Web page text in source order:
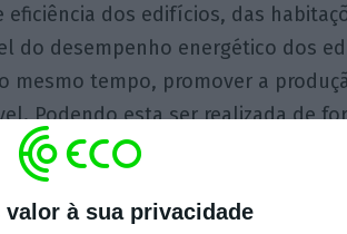
valor à sua privacidade
dos edifícios, das
do desempenho energético dos
mesmo tempo, promover a
Podendo esta ser realizada de
seja pela constituição de
legal do autoconsumo coletivo.
que ser um custo público ou um